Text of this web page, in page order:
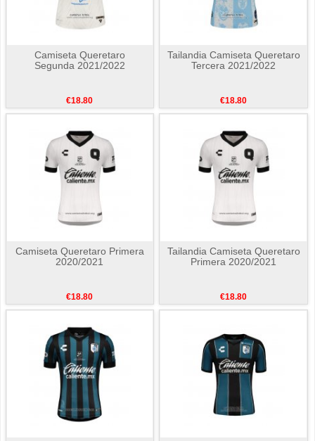
Camiseta Queretaro
Segunda 2021/2022
€18.80
Tailandia Camiseta Queretaro
Tercera 2021/2022
€18.80
Camiseta Queretaro Primera
2020/2021
€18.80
Tailandia Camiseta Queretaro
Primera 2020/2021
€18.80